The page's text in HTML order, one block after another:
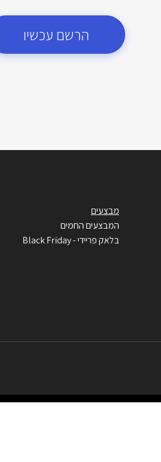
הרשם עכשיו
מבצעים
המבצעים החמים
בלאק פריידי - Black Friday